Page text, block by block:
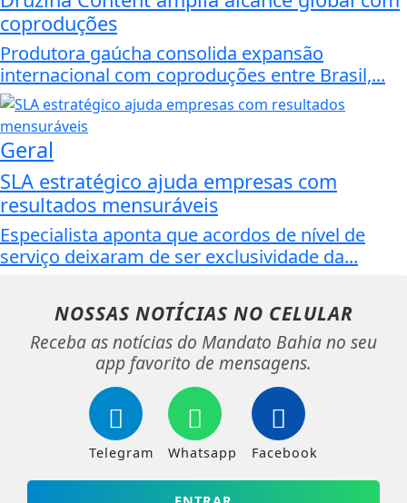
coproduções
Produtora gaúcha consolida expansão
internacional com coproduções entre Brasil,...
Geral
SLA estratégico ajuda empresas com
resultados mensuráveis
Especialista aponta que acordos de nível de
serviço deixaram de ser exclusividade da...
NOSSAS NOTÍCIAS NO CELULAR
Receba as notícias do Mandato Bahia no seu
app favorito de mensagens.
Telegram Whatsapp Facebook